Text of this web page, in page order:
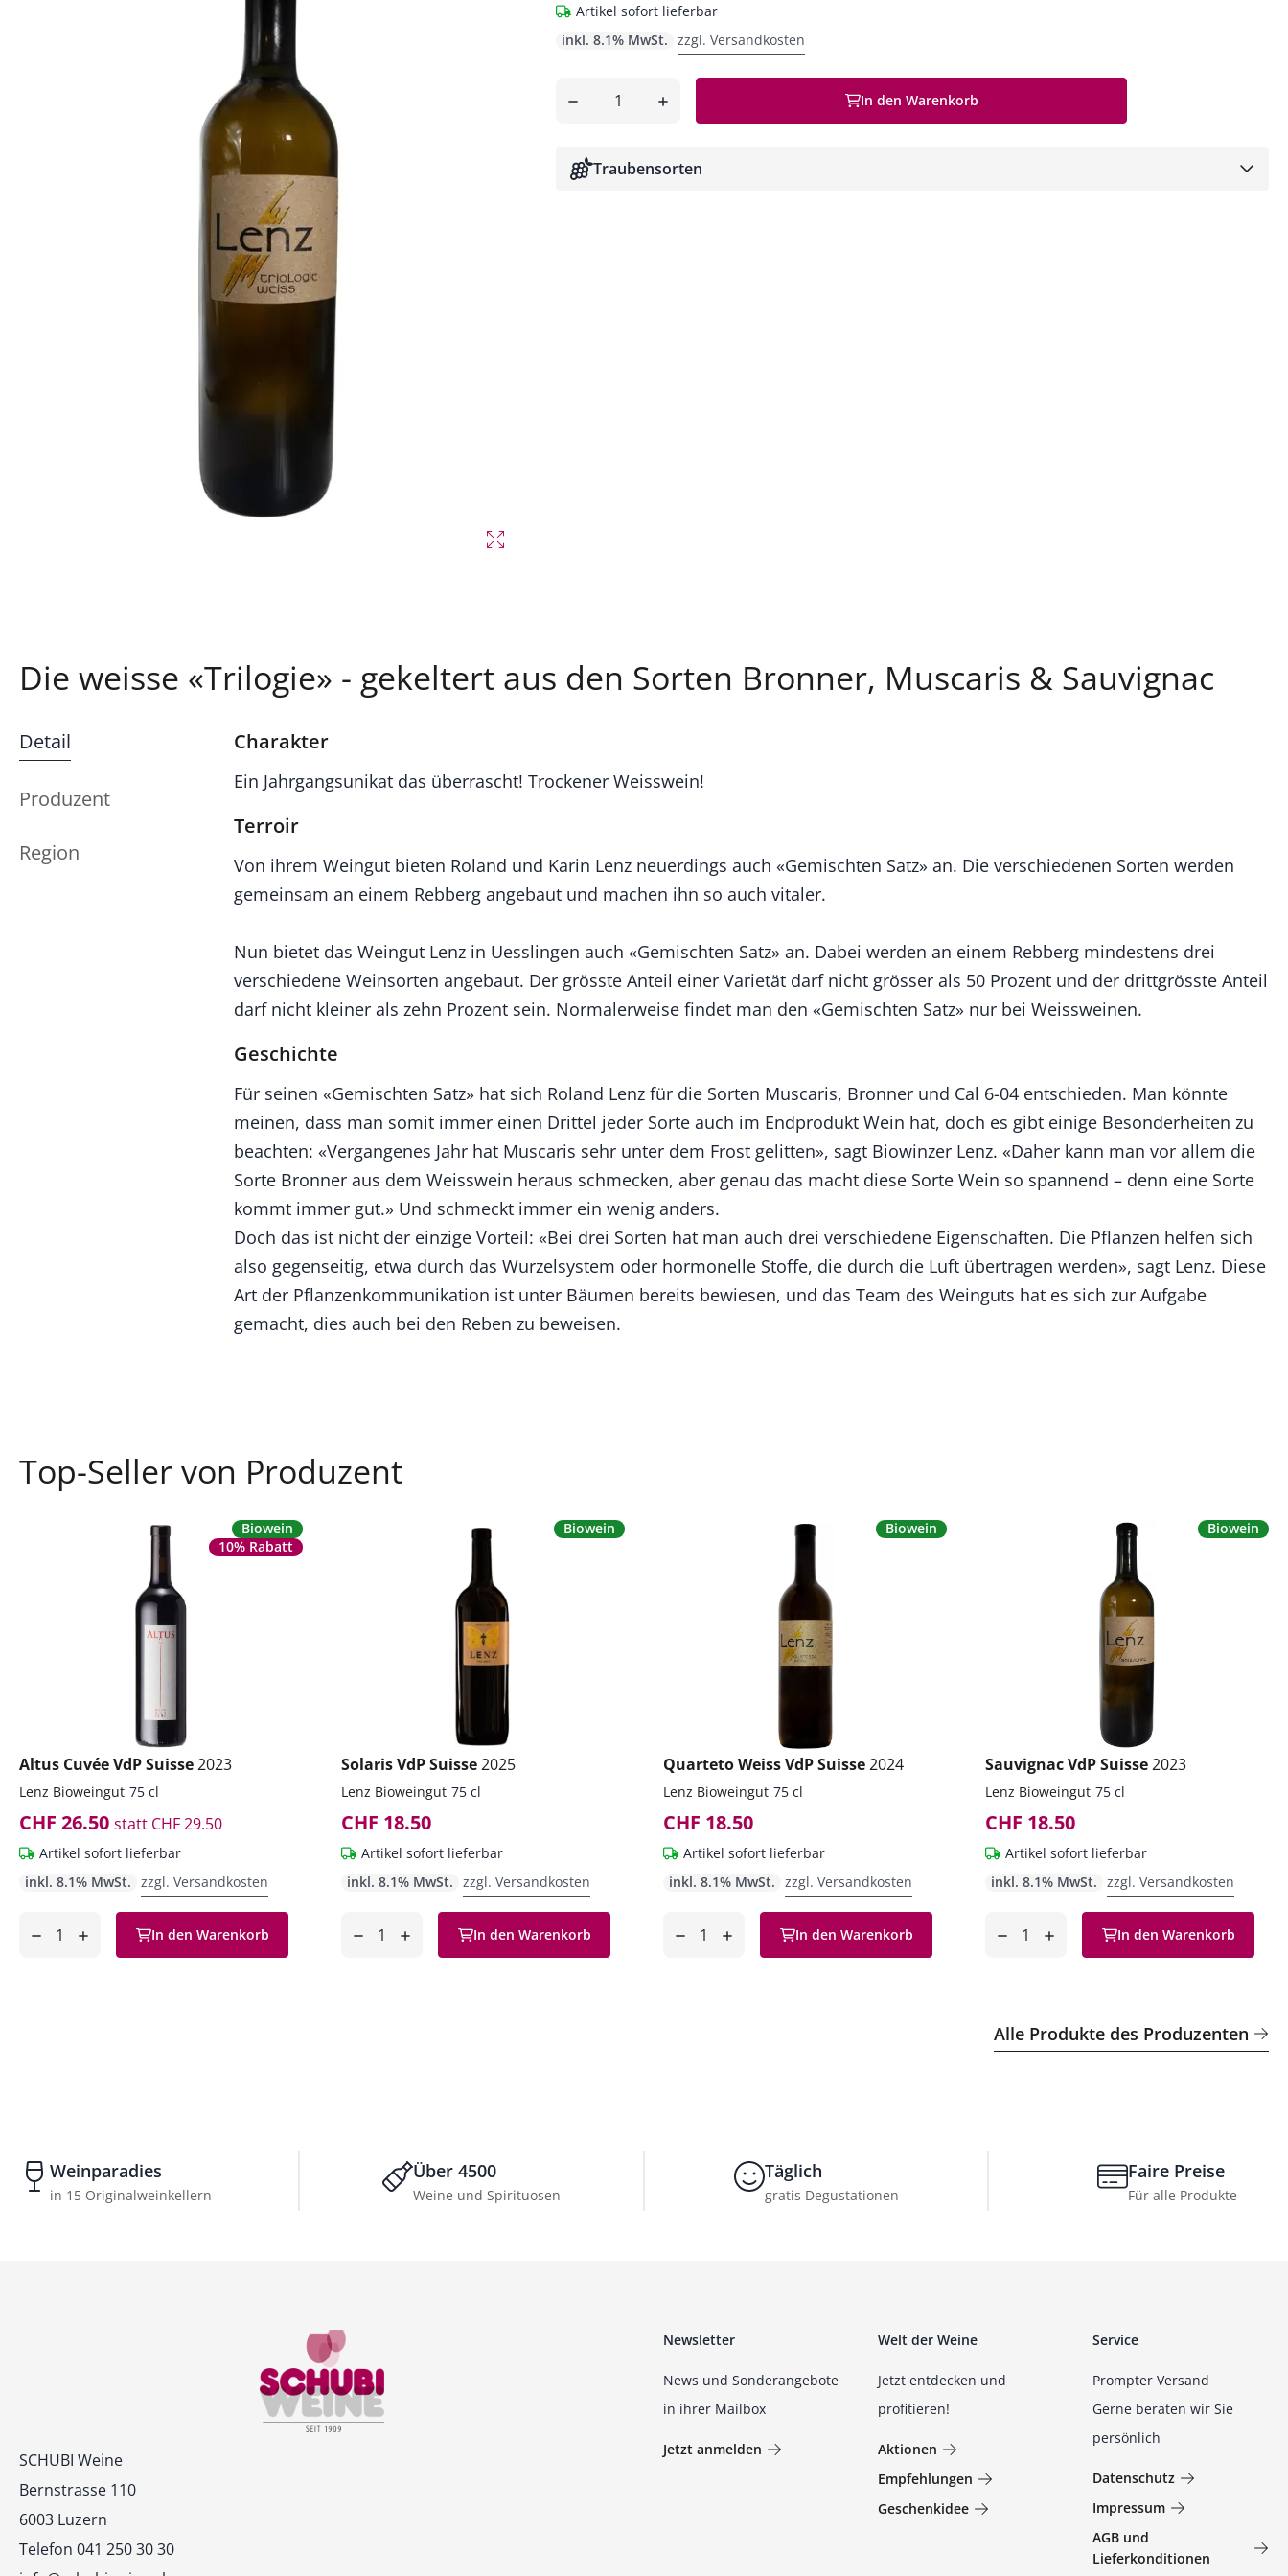
Artikel sofort lieferbar
inkl. 8.1% MwSt. zzgl. Versandkosten
In den Warenkorb
Traubensorten
Die weisse «Trilogie» - gekeltert aus den Sorten Bronner, Muscaris & Sauvignac
Detail
Produzent
Region
Charakter
Ein Jahrgangsunikat das überrascht! Trockener Weisswein!
Terroir
Von ihrem Weingut bieten Roland und Karin Lenz neuerdings auch «Gemischten Satz» an. Die verschiedenen Sorten werden
gemeinsam an einem Rebberg angebaut und machen ihn so auch vitaler.
Nun bietet das Weingut Lenz in Uesslingen auch «Gemischten Satz» an. Dabei werden an einem Rebberg mindestens drei
verschiedene Weinsorten angebaut. Der grösste Anteil einer Varietät darf nicht grösser als 50 Prozent und der drittgrösste Anteil
darf nicht kleiner als zehn Prozent sein. Normalerweise findet man den «Gemischten Satz» nur bei Weissweinen.
Geschichte
Für seinen «Gemischten Satz» hat sich Roland Lenz für die Sorten Muscaris, Bronner und Cal 6-04 entschieden. Man könnte
meinen, dass man somit immer einen Drittel jeder Sorte auch im Endprodukt Wein hat, doch es gibt einige Besonderheiten zu
beachten: «Vergangenes Jahr hat Muscaris sehr unter dem Frost gelitten», sagt Biowinzer Lenz. «Daher kann man vor allem die
Sorte Bronner aus dem Weisswein heraus schmecken, aber genau das macht diese Sorte Wein so spannend – denn eine Sorte
kommt immer gut.» Und schmeckt immer ein wenig anders.
Doch das ist nicht der einzige Vorteil: «Bei drei Sorten hat man auch drei verschiedene Eigenschaften. Die Pflanzen helfen sich
also gegenseitig, etwa durch das Wurzelsystem oder hormonelle Stoffe, die durch die Luft übertragen werden», sagt Lenz. Diese
Art der Pflanzenkommunikation ist unter Bäumen bereits bewiesen, und das Team des Weinguts hat es sich zur Aufgabe
gemacht, dies auch bei den Reben zu beweisen.
Top-Seller von Produzent
Biowein
10% Rabatt
Altus Cuvée VdP Suisse2023
Lenz Bioweingut 75 cl
CHF 26.50 statt CHF 29.50
Artikel sofort lieferbar
inkl. 8.1% MwSt. zzgl. Versandkosten
In den Warenkorb
Biowein
Solaris VdP Suisse2025
Lenz Bioweingut 75 cl
CHF 18.50
Artikel sofort lieferbar
inkl. 8.1% MwSt. zzgl. Versandkosten
In den Warenkorb
Biowein
Quarteto Weiss VdP Suisse2024
Lenz Bioweingut 75 cl
CHF 18.50
Artikel sofort lieferbar
inkl. 8.1% MwSt. zzgl. Versandkosten
In den Warenkorb
Biowein
Sauvignac VdP Suisse2023
Lenz Bioweingut 75 cl
CHF 18.50
Artikel sofort lieferbar
inkl. 8.1% MwSt. zzgl. Versandkosten
In den Warenkorb
Alle Produkte des Produzenten
Weinparadies
in 15 Originalweinkellern
Über 4500
Weine und Spirituosen
Täglich
gratis Degustationen
Faire Preise
Für alle Produkte
Kontakt
SCHUBI Weine
Bernstrasse 110
6003 Luzern
Telefon 041 250 30 30
Newsletter
News und Sonderangebote
in ihrer Mailbox
Jetzt anmelden
Welt der Weine
Jetzt entdecken und
profitieren!
Aktionen
Empfehlungen
Geschenkidee
Service
Prompter Versand
Gerne beraten wir Sie
persönlich
Datenschutz
Impressum
AGB und
Lieferkonditionen